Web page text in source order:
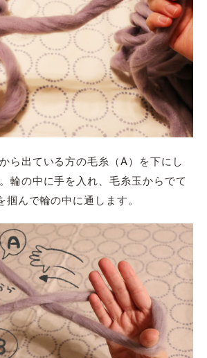
ら出ている方の毛糸（A）を下にし
輪の中に手を入れ、毛糸玉からでて
んで輪の中に通します。